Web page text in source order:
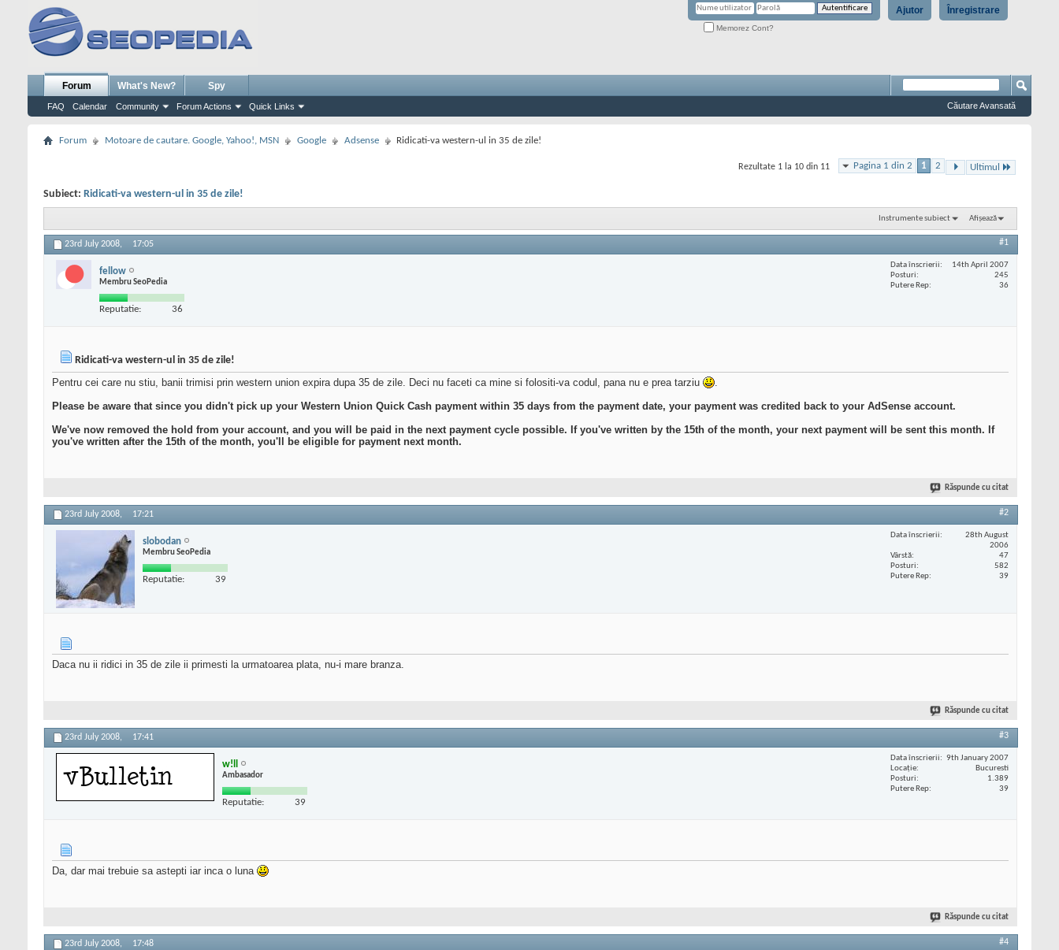
Înregistrare
Ajutor
Memorez Cont?
Forum
FAQ Calendar Community Forum Actions Quick Links
What's New? Spy
Căutare Avansată
Forum Motoare de cautare. Google, Yahoo!, MSN Google Adsense Ridicati-va western-ul in 35 de zile!
Pagina 1 din 2 1 2 Ultimul
Rezultate 1 la 10 din 11
Subiect: Ridicati-va western-ul in 35 de zile!
Instrumente subiect Afișează
23rd July 2008, 17:05 #1
fellow
Membru SeoPedia
Reputatie: 36
Data înscrierii
14th April 2007
Posturi
245
Putere Rep
36
Ridicati-va western-ul in 35 de zile!
Pentru cei care nu stiu, banii trimisi prin western union expira dupa 35 de zile. Deci nu faceti ca mine si folositi-va codul, pana nu e prea tarziu
.
Please be aware that since you didn't pick up your Western Union Quick Cash payment within 35 days from the payment date, your payment was credited back to your AdSense account.
We've now removed the hold from your account, and you will be paid in the next payment cycle possible. If you've written by the 15th of the month, your next payment will be sent this month. If
you've written after the 15th of the month, you'll be eligible for payment next month.
Răspunde cu citat
23rd July 2008, 17:21 #2
slobodan
Membru SeoPedia
Reputatie: 39
Data înscrierii
28th August
2006
Vârstă
47
Posturi
582
Putere Rep
39
Daca nu ii ridici in 35 de zile ii primesti la urmatoarea plata, nu-i mare branza.
Răspunde cu citat
23rd July 2008, 17:41 #3
w!ll
Ambasador
Reputatie: 39
Data înscrierii
9th January 2007
Locaţie
Bucuresti
Posturi
1.389
Putere Rep
39
Da, dar mai trebuie sa astepti iar inca o luna
Răspunde cu citat
23rd July 2008, 17:48 #4